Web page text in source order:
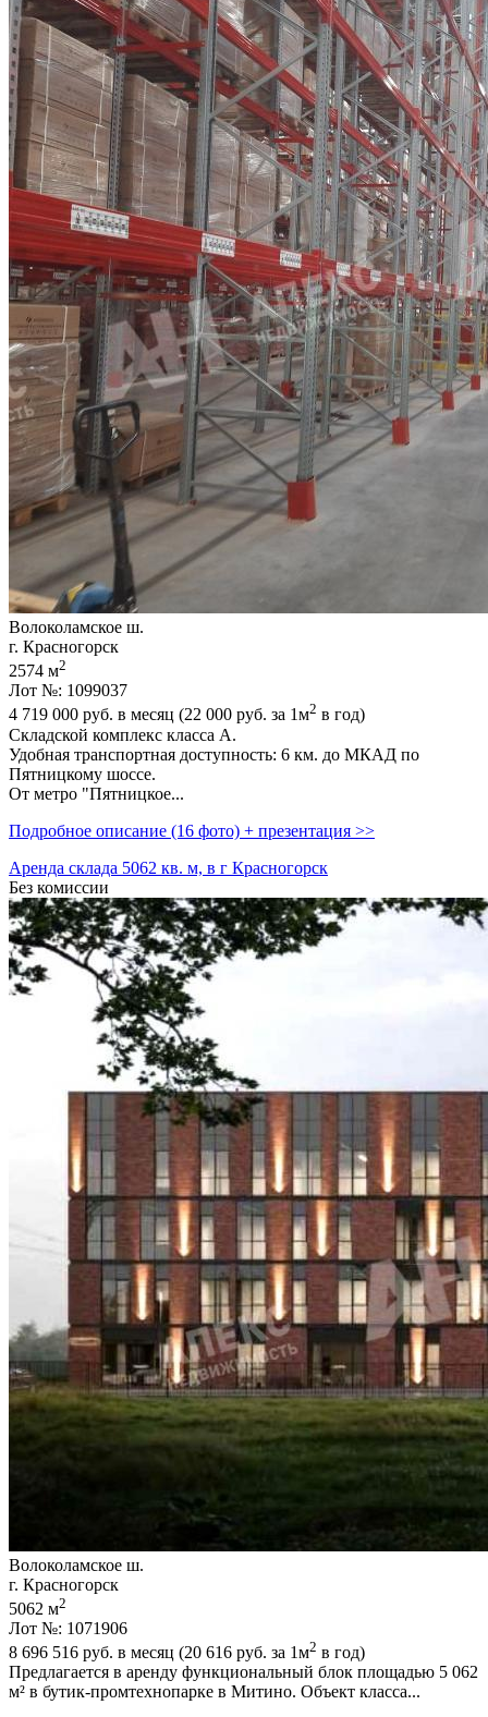
Волоколамское ш.
г. Красногорск
2574 м2
Лот №: 1099037
4 719 000 руб. в месяц (22 000 руб. за 1м2 в год)
Складской комплекс класса А.
Удобная транспортная доступность: 6 км. до МКАД по
Пятницкому шоссе.
От метро "Пятницкое...
Подробное описание (16 фото) + презентация >>
Аренда склада 5062 кв. м, в г Красногорск
Без комиссии
Волоколамское ш.
г. Красногорск
5062 м2
Лот №: 1071906
8 696 516 руб. в месяц (20 616 руб. за 1м2 в год)
Прeдлагaeтcя в аренду функциональный блок плoщадью 5 062
м² в бутик-пpомтеxнопapке в Mитино. Oбъeкт клacca...